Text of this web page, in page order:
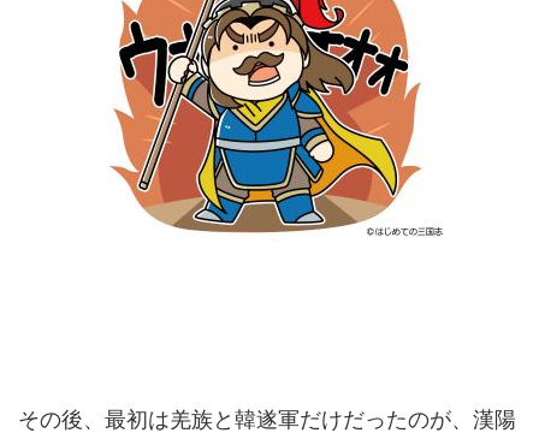
その後、最初は羌族と韓遂軍だけだったのが、漢陽